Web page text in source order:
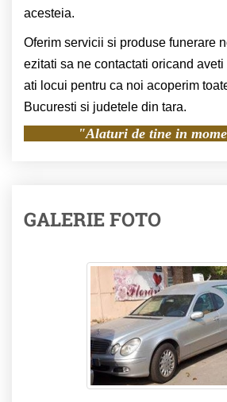
acesteia.
Oferim servicii si produse funerare
ezitati sa ne contactati oricand
ati locui pentru ca noi acoperim
Bucuresti si judetele din tara.
"Alaturi de tine in
GALERIE FOTO